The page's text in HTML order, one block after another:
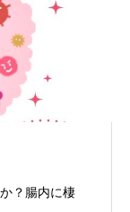
？腸内に棲